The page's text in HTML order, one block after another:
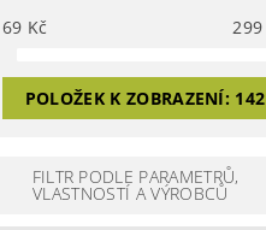
69 Kč 299
POLOŽEK K ZOBRAZENÍ: 142
FILTR PODLE PARAMETRŮ,
VLASTNOSTÍ A VÝROBCŮ